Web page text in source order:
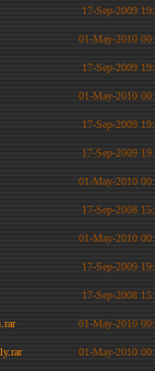
17-Sep-2009
01-May-2010
17-Sep-2009
01-May-2010
17-Sep-2009
17-Sep-2009
01-May-2010
17-Sep-2008
01-May-2010
17-Sep-2009
17-Sep-2008
01-May-2010
01-May-2010